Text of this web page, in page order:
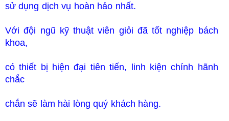
sử dụng dịch vụ hoàn hảo nhất.
Với đội ngũ kỹ thuật viên giỏi đã tốt nghiệp bách
khoa,
có thiết bị hiện đại tiên tiến, linh kiện chính hãnh
chắc
chắn sẽ làm hài lòng quý khách hàng.